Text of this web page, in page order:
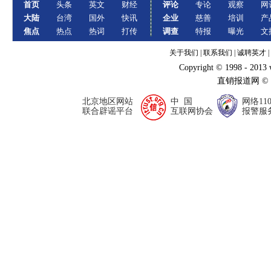
首页
大陆
焦点
头条
台湾
热点
英文
国外
热词
财经
快讯
打传
评论
企业
调查
专论
慈善
特报
观察
培训
曝光
网
产
文
关于我们 联系我们 诚聘英才
Copyright © 1998 - 2013
直销报道网
北京地区网站
联合辟谣平台
中 国
互联网协会
网络110
报警服